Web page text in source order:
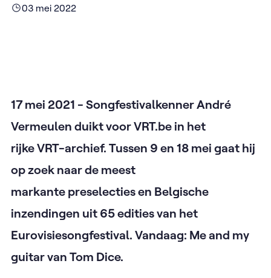
03 mei 2022
17 mei 2021 - Songfestivalkenner André
Vermeulen duikt voor VRT.be in het
rijke VRT-archief. Tussen 9 en 18 mei gaat hij
op zoek naar de meest
markante preselecties en Belgische
inzendingen uit 65 edities van het
Eurovisiesongfestival. Vandaag: Me and my
guitar van Tom Dice.